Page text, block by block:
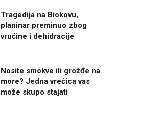
Tragedija na Biokovu,
planinar preminuo zbog
vrućine i dehidracije
Nosite smokve ili grožđe na
more? Jedna vrećica vas
može skupo stajati